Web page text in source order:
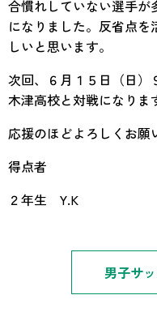
合慣れしていない選手
になりました。反省点
しいと思います。
次回、６月１５日（日）
木津高校と対戦になりま
応援のほどよろしくお願
得点者
２年生 Y.K
男子サ